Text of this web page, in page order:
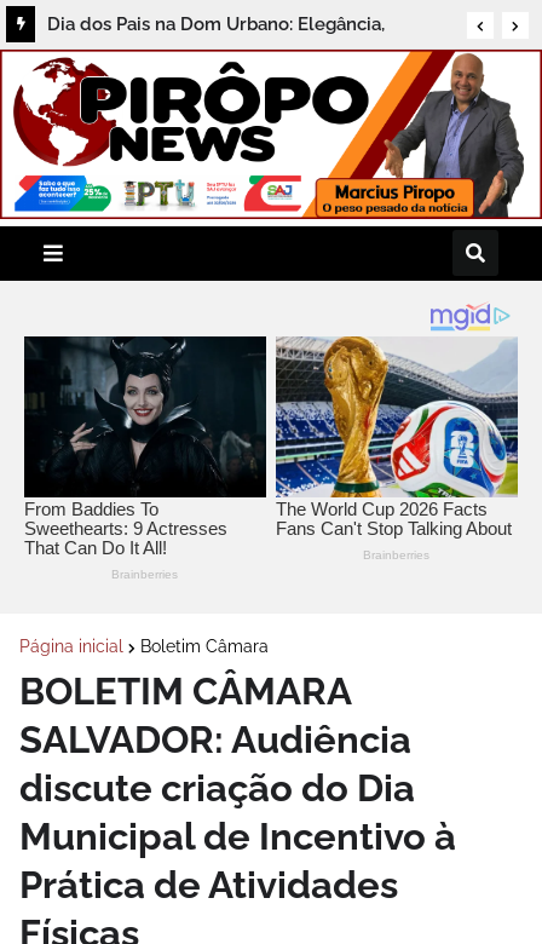
Dia dos Pais na Dom Urbano: Elegância,
Qualidade e Descontos Especiais no Centro de
Santo Antônio de Jesus
Página inicial Boletim Câmara
BOLETIM CÂMARA
SALVADOR: Audiência
discute criação do Dia
Municipal de Incentivo à
Prática de Atividades
Físicas